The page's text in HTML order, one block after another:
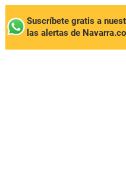
Suscríbete gratis a
las alertas de